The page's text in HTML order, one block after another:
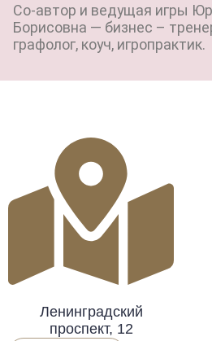
Со-автор и ведущая игры
Борисовна — бизнес –
графолог, коуч, игропрактик.
Ленинградский
проспект, 12